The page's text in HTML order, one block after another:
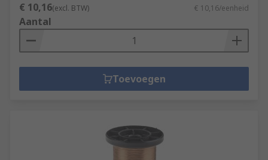
€ 10,16(excl. BTW) € 10,16/eenheid
Aantal
Toevoegen